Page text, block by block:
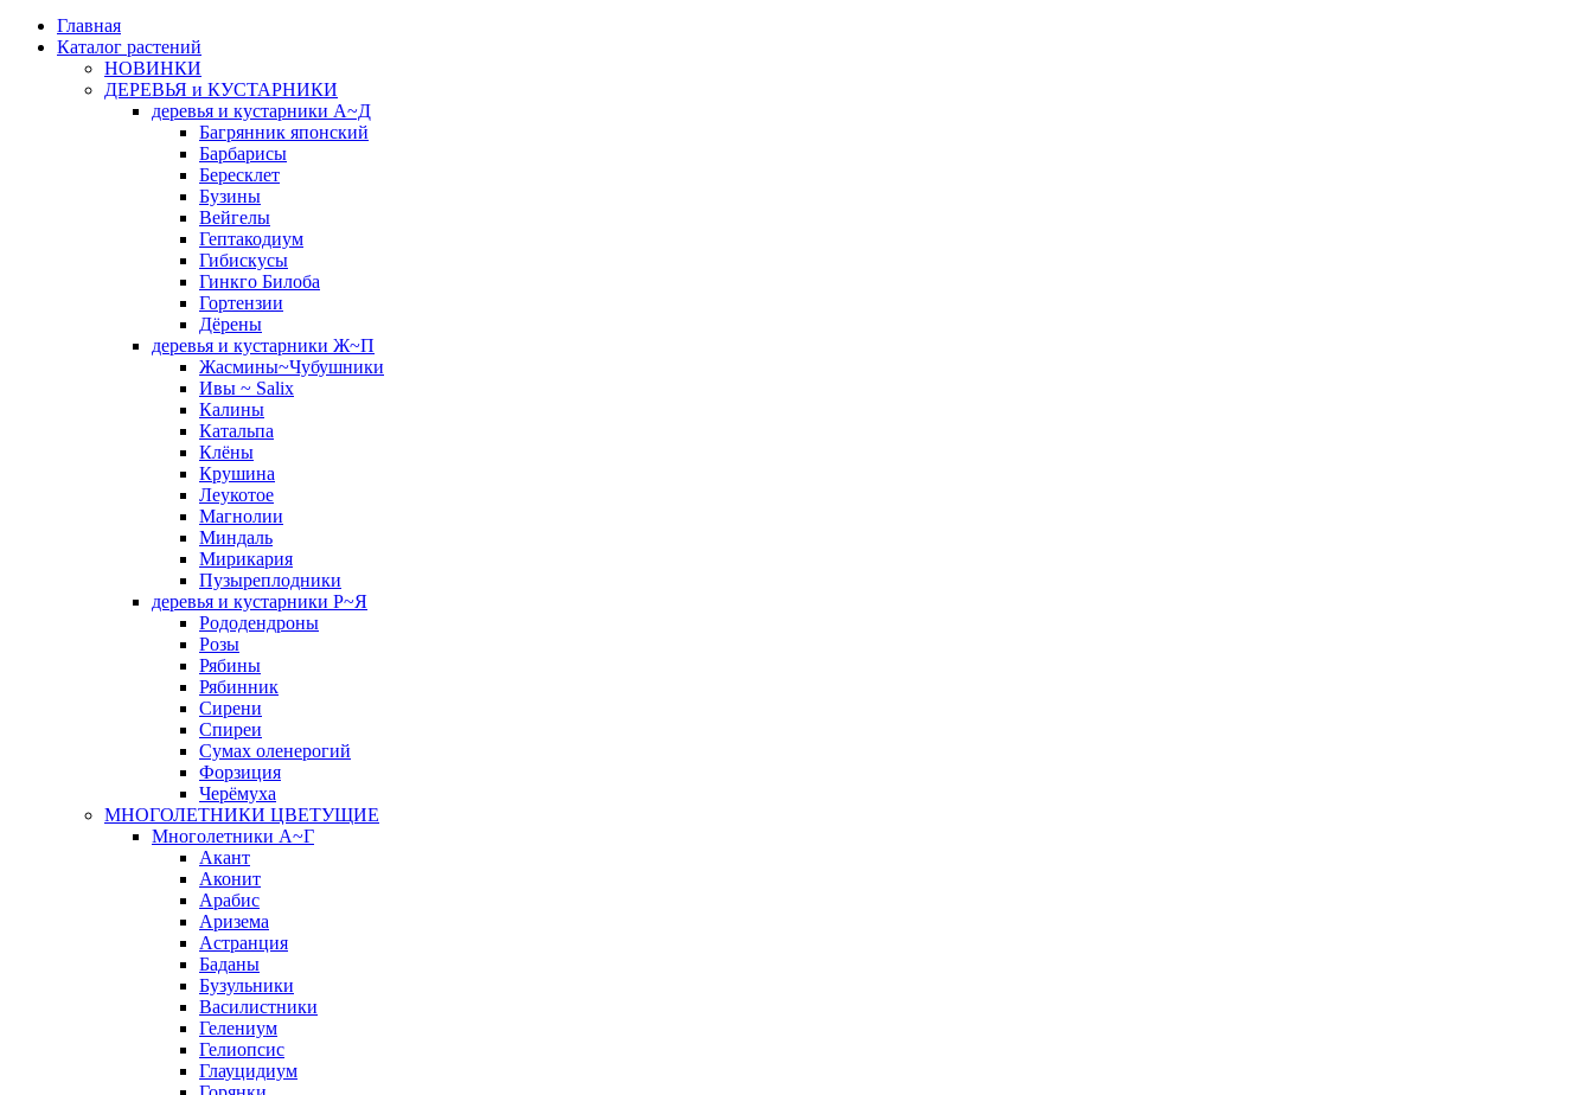
Главная
Каталог растений
НОВИНКИ
ДЕРЕВЬЯ и КУСТАРНИКИ
деревья и кустарники А~Д
Багрянник японский
Барбарисы
Бересклет
Бузины
Вейгелы
Гептакодиум
Гибискусы
Гинкго Билоба
Гортензии
Дёрены
деревья и кустарники Ж~П
Жасмины~Чубушники
Ивы ~ Salix
Калины
Катальпа
Клёны
Крушина
Леукотое
Магнолии
Миндаль
Мирикария
Пузыреплодники
деревья и кустарники Р~Я
Рододендроны
Розы
Рябины
Рябинник
Сирени
Спиреи
Сумах оленерогий
Форзиция
Черёмуха
МНОГОЛЕТНИКИ ЦВЕТУЩИЕ
Многолетники А~Г
Акант
Аконит
Арабис
Аризема
Астранция
Баданы
Бузульники
Василистники
Гелениум
Гелиопсис
Глауцидиум